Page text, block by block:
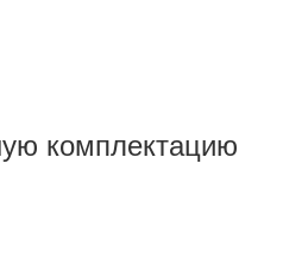
комплектацию